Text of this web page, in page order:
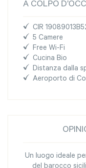
A COLPO
CIR
5 Camere
Free Wi-Fi
Cucina Bio
Distanza dalla
Aeroporto di
Un luogo ideale